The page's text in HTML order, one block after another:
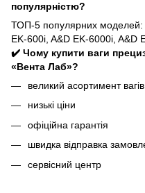
популярністю?
ТОП-5 популярних моделей:
EK-600i, A&D EK-6000i, A&D
✔️ Чому купити ваги
«Вента Лаб»?
великий асортимент
низькі ціни
офіційна гарантія
швидка відправка
сервісний центр